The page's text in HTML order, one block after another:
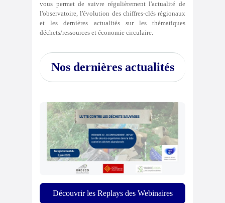
vous permet de suivre régulièrement l'actualité de
l'observatoire, l'évolution des chiffres-clés régionaux
et les dernières actualités sur les thématiques
déchets/ressources et économie circulaire.
Nos dernières actualités
Découvrir les Replays des Webinaires